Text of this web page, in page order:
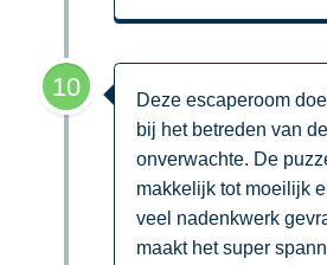
10
Deze escaperoom
bij het betreden van
onverwachte. De
makkelijk tot moeilijk
veel nadenkwerk
maakt het super